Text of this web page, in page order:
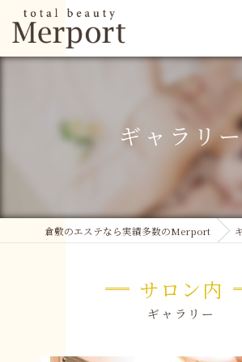
ギャラリ
倉敷のエステなら実績多数のMerport
ギャラリー
サロン内